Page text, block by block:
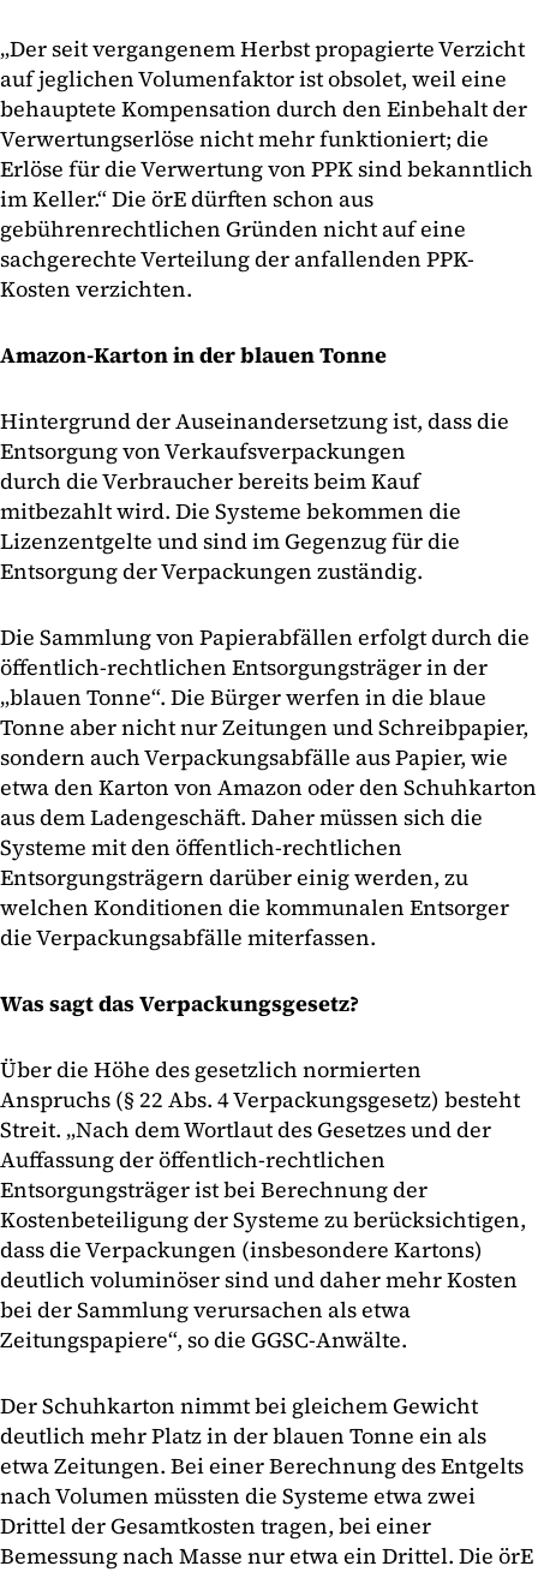
„Der seit vergangenem Herbst propagierte Verzicht
auf jeglichen Volumenfaktor ist obsolet, weil eine
behauptete Kompensation durch den Einbehalt der
Verwertungserlöse nicht mehr funktioniert; die
Erlöse für die Verwertung von PPK sind bekanntlich
im Keller.“ Die örE dürften schon aus
gebührenrechtlichen Gründen nicht auf eine
sachgerechte Verteilung der anfallenden PPK-
Kosten verzichten.
Amazon-Karton in der blauen Tonne
Hintergrund der Auseinandersetzung ist, dass die
Entsorgung von Verkaufsverpackungen
durch die Verbraucher bereits beim Kauf
mitbezahlt wird. Die Systeme bekommen die
Lizenzentgelte und sind im Gegenzug für die
Entsorgung der Verpackungen zuständig.
Die Sammlung von Papierabfällen erfolgt durch die
öffentlich-rechtlichen Entsorgungsträger in der
„blauen Tonne“. Die Bürger werfen in die blaue
Tonne aber nicht nur Zeitungen und Schreibpapier,
sondern auch Verpackungsabfälle aus Papier, wie
etwa den Karton von Amazon oder den Schuhkarton
aus dem Ladengeschäft. Daher müssen sich die
Systeme mit den öffentlich-rechtlichen
Entsorgungsträgern darüber einig werden, zu
welchen Konditionen die kommunalen Entsorger
die Verpackungsabfälle miterfassen.
Was sagt das Verpackungsgesetz?
Über die Höhe des gesetzlich normierten
Anspruchs (§ 22 Abs. 4 Verpackungsgesetz) besteht
Streit. „Nach dem Wortlaut des Gesetzes und der
Auffassung der öffentlich-rechtlichen
Entsorgungsträger ist bei Berechnung der
Kostenbeteiligung der Systeme zu berücksichtigen,
dass die Verpackungen (insbesondere Kartons)
deutlich voluminöser sind und daher mehr Kosten
bei der Sammlung verursachen als etwa
Zeitungspapiere“, so die GGSC-Anwälte.
Der Schuhkarton nimmt bei gleichem Gewicht
deutlich mehr Platz in der blauen Tonne ein als
etwa Zeitungen. Bei einer Berechnung des Entgelts
nach Volumen müssten die Systeme etwa zwei
Drittel der Gesamtkosten tragen, bei einer
Bemessung nach Masse nur etwa ein Drittel. Die örE